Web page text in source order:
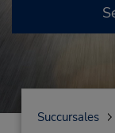
Succursales